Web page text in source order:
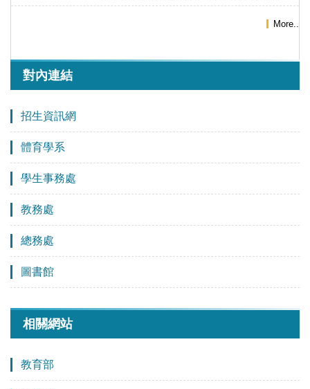
More..
對內連結
招生資訊網
體育學系
學生事務處
教務處
總務處
圖書館
相關網站
教育部